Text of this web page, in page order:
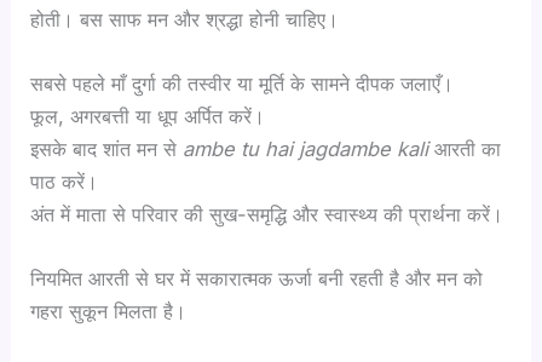
होती। बस साफ मन और श्रद्धा होनी चाहिए।
सबसे पहले माँ दुर्गा की तस्वीर या मूर्ति के सामने दीपक जलाएँ।
फूल, अगरबत्ती या धूप अर्पित करें।
इसके बाद शांत मन से ambe tu hai jagdambe kaliआरती का
पाठ करें।
अंत में माता से परिवार की सुख-समृद्धि और स्वास्थ्य की प्रार्थना करें।
नियमित आरती से घर में सकारात्मक ऊर्जा बनी रहती है और मन को
गहरा सुकून मिलता है।